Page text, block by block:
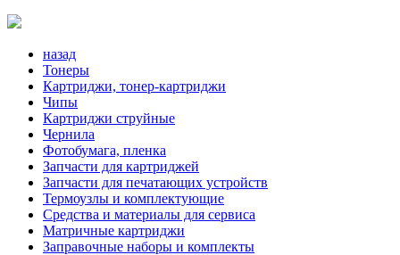
назад
Тонеры
Картриджи, тонер-картриджи
Чипы
Картриджи струйные
Чернила
Фотобумага, пленка
Запчасти для картриджей
Запчасти для печатающих устройств
Термоузлы и комплектующие
Средства и материалы для сервиса
Матричные картриджи
Заправочные наборы и комплекты